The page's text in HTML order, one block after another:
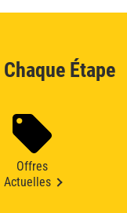
Étape
Offres
Actuelles